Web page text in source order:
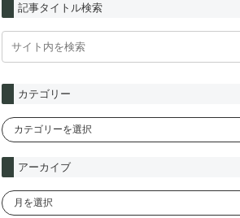
記事タイトル検索
カテゴリー
アーカイブ